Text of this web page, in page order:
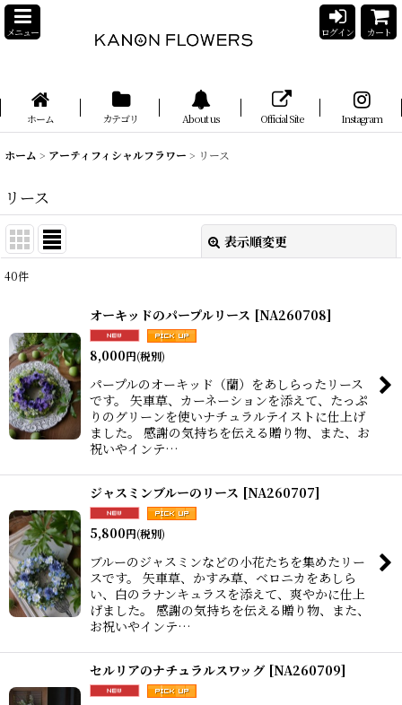
メニュー ログイン カート
ホーム カテゴリ About us Official Site Instagram
ホーム > アーティフィシャルフラワー > リース
リース
表示順変更
並び順:
絞り込む
40件
オーキッドのパープルリース [NA260708]
8,000円(税別)
パープルのオーキッド（蘭）をあしらったリース
です。 矢車草、カーネーションを添えて、たっぷ
りのグリーンを使いナチュラルテイストに仕上げ
ました。 感謝の気持ちを伝える贈り物、また、お
祝いやインテ…
ジャスミンブルーのリース [NA260707]
5,800円(税別)
ブルーのジャスミンなどの小花たちを集めたリー
スです。 矢車草、かすみ草、ベロニカをあしら
い、白のラナンキュラスを添えて、爽やかに仕上
げました。 感謝の気持ちを伝える贈り物、また、
お祝いやインテ…
セルリアのナチュラルスワッグ [NA260709]